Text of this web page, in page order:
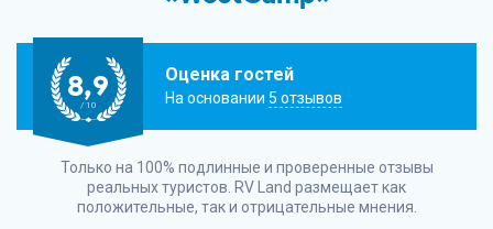
8,9
/ 10
Оценка гостей
На основании 5 отзывов
Только на 100% подлинные и проверенные отзывы
реальных туристов. RV Land размещает как
положительные, так и отрицательные мнения.